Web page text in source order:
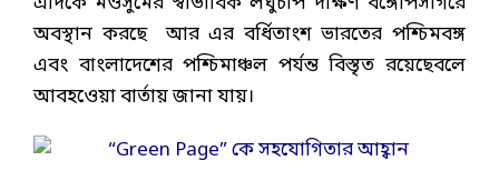
অবস্থান করছে আর এর বর্ধিতাংশ ভারতের পশ্চিমবঙ্গ
এবং বাংলাদেশের পশ্চিমাঞ্চল পর্যন্ত বিস্তৃত রয়েছেবলে
আবহওেয়া বার্তায় জানা যায়।